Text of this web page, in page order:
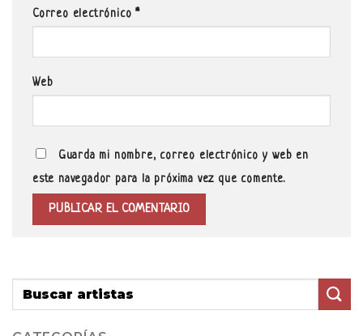
Correo electrónico*
Web
Guarda mi nombre, correo electrónico y web en
este navegador para la próxima vez que comente.